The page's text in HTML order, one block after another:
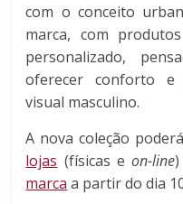
com o conceito
marca, com
personalizado,
oferecer conforto e
visual masculino.
A nova coleção
lojas (físicas eon-line
marca a partir do dia